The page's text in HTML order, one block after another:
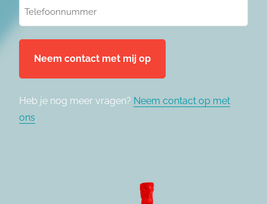
Heb je nog meer vragen? Neem contact op met
ons.